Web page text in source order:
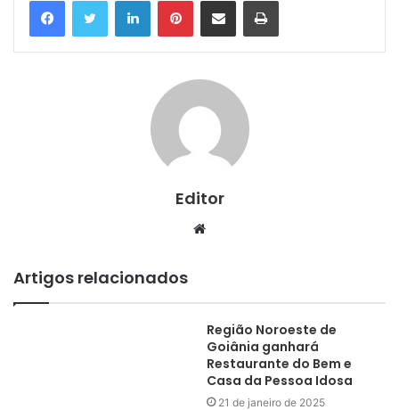
Editor
Website
Artigos relacionados
Região Noroeste de
Goiânia ganhará
Restaurante do Bem e
Casa da Pessoa Idosa
21 de janeiro de 2025